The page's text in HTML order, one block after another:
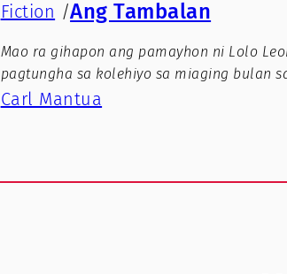
Fiction /Ang Tambalan
Mao ra gihapon ang pamayhon ni Lolo
pagtungha sa kolehiyo sa miaging bulan
Carl Mantua